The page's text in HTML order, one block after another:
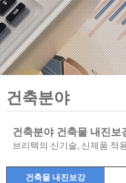
건축분야
건축분야 건축물 내진보
브리텍의 신기술, 신제품 적
건축물 내진보강